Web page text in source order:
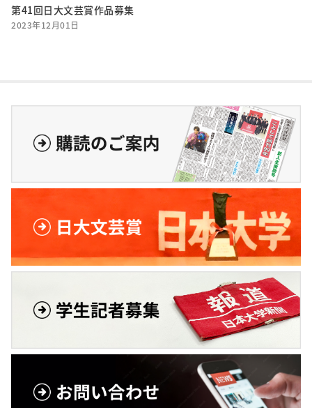
第41回日大文芸賞作品募集
2023年12月01日